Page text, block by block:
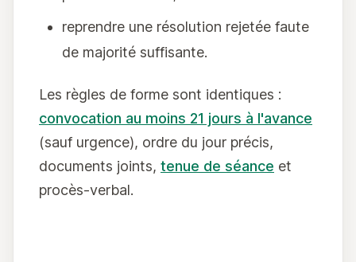
reprendre une résolution rejetée faute
de majorité suffisante.
Les règles de forme sont identiques :
convocation au moins 21 jours à l'avance
(sauf urgence), ordre du jour précis,
documents joints, tenue de séance et
procès-verbal.